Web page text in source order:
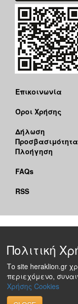
Επικοινωνία
Όροι Χρήσης
Δήλωση
Πλοήγηση
FAQs
RSS
Πολιτική
Το site heraklion.gr
περιεχόμενο,
Χρήσης Cookies